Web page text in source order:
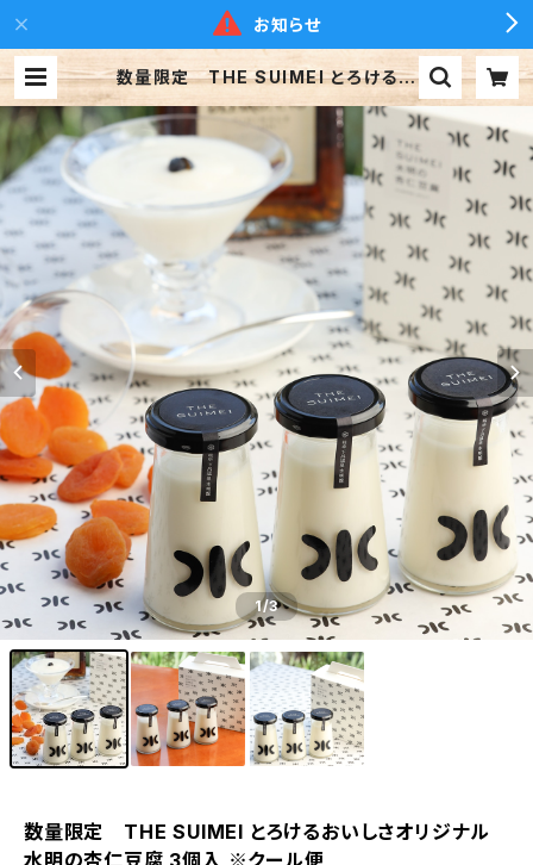
お知らせ
数量限定 THE SUIMEI とろけるお
いしさオリジナル 水明の杏仁豆腐 3
個入 ※クール便 | 下呂温泉 水明館
suimeikan
1/3
数量限定 THE SUIMEI とろけるおいしさオリジナル
水明の杏仁豆腐 3個入 ※クール便